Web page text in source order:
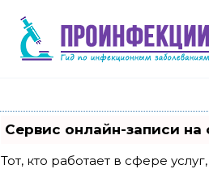
Сервис онлайн-записи
Тот, кто работает в сфере